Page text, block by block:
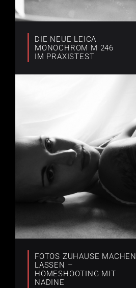
DIE NEUE LEICA
MONOCHROM M 246
IM PRAXISTEST
FOTOS ZUHAUSE MACHEN
LASSEN –
HOMESHOOTING MIT
NADINE